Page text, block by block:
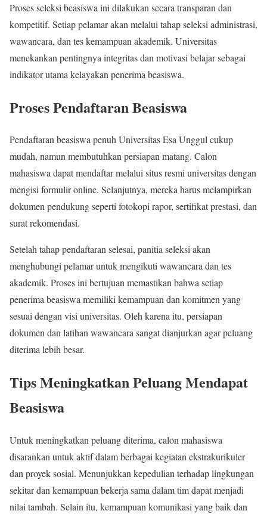
Proses seleksi beasiswa ini dilakukan secara transparan dan
kompetitif. Setiap pelamar akan melalui tahap seleksi administrasi,
wawancara, dan tes kemampuan akademik. Universitas
menekankan pentingnya integritas dan motivasi belajar sebagai
indikator utama kelayakan penerima beasiswa.
Proses Pendaftaran Beasiswa
Pendaftaran beasiswa penuh Universitas Esa Unggul cukup
mudah, namun membutuhkan persiapan matang. Calon
mahasiswa dapat mendaftar melalui situs resmi universitas dengan
mengisi formulir online. Selanjutnya, mereka harus melampirkan
dokumen pendukung seperti fotokopi rapor, sertifikat prestasi, dan
surat rekomendasi.
Setelah tahap pendaftaran selesai, panitia seleksi akan
menghubungi pelamar untuk mengikuti wawancara dan tes
akademik. Proses ini bertujuan memastikan bahwa setiap
penerima beasiswa memiliki kemampuan dan komitmen yang
sesuai dengan visi universitas. Oleh karena itu, persiapan
dokumen dan latihan wawancara sangat dianjurkan agar peluang
diterima lebih besar.
Tips Meningkatkan Peluang Mendapat
Beasiswa
Untuk meningkatkan peluang diterima, calon mahasiswa
disarankan untuk aktif dalam berbagai kegiatan ekstrakurikuler
dan proyek sosial. Menunjukkan kepedulian terhadap lingkungan
sekitar dan kemampuan bekerja sama dalam tim dapat menjadi
nilai tambah. Selain itu, kemampuan komunikasi yang baik dan